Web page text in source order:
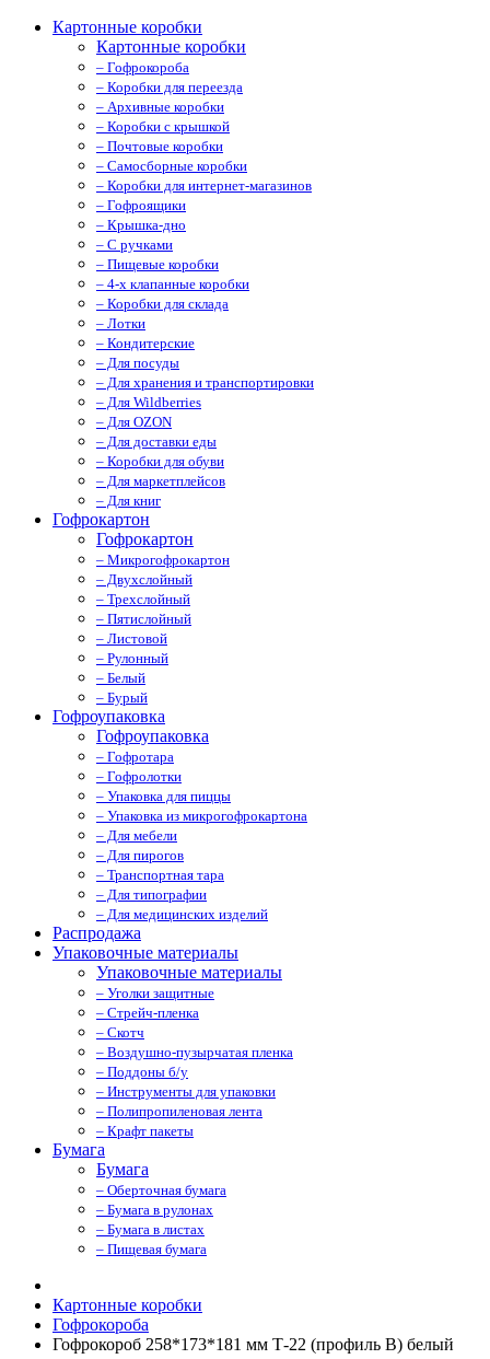
Картонные коробки
Картонные коробки
– Гофрокороба
– Коробки для переезда
– Архивные коробки
– Коробки с крышкой
– Почтовые коробки
– Самосборные коробки
– Коробки для интернет-магазинов
– Гофроящики
– Крышка-дно
– С ручками
– Пищевые коробки
– 4-х клапанные коробки
– Коробки для склада
– Лотки
– Кондитерские
– Для посуды
– Для хранения и транспортировки
– Для Wildberries
– Для OZON
– Для доставки еды
– Коробки для обуви
– Для маркетплейсов
– Для книг
Гофрокартон
Гофрокартон
– Микрогофрокартон
– Двухслойный
– Трехслойный
– Пятислойный
– Листовой
– Рулонный
– Белый
– Бурый
Гофроупаковка
Гофроупаковка
– Гофротара
– Гофролотки
– Упаковка для пиццы
– Упаковка из микрогофрокартона
– Для мебели
– Для пирогов
– Транспортная тара
– Для типографии
– Для медицинских изделий
Распродажа
Упаковочные материалы
Упаковочные материалы
– Уголки защитные
– Стрейч-пленка
– Скотч
– Воздушно-пузырчатая пленка
– Поддоны б/у
– Инструменты для упаковки
– Полипропиленовая лента
– Крафт пакеты
Бумага
Бумага
– Оберточная бумага
– Бумага в рулонах
– Бумага в листах
– Пищевая бумага
Картонные коробки
Гофрокороба
Гофрокороб 258*173*181 мм Т-22 (профиль B) белый